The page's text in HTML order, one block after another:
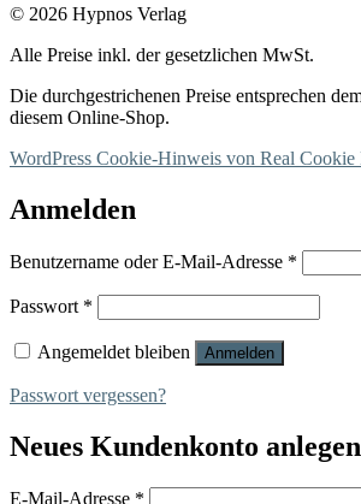
© 2026 Hypnos Verlag
Alle Preise inkl. der gesetzlichen MwSt.
Die durchgestrichenen Preise entsprechen
diesem Online-Shop.
WordPress Cookie-Hinweis von Real Cookie
Anmelden
Benutzername oder E-Mail-Adresse *
Passwort *
Angemeldet bleiben Anmelden
Passwort vergessen?
Neues Kundenkonto anlegen
E-Mail-Adresse *